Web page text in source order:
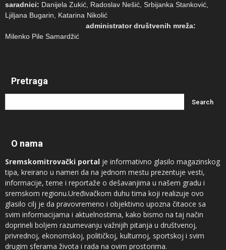
saradnici: Danijela Zukić, Radoslav Nešić, Srbijanka Stanković,
Ljiljana Bugarin, Katarina Nikolić
administrator društvenih mreža:
Milenko Pile Samardžić
Pretraga
O nama
Sremskomitrovački portal je informativno glasilo magazinskog
tipa, kreirano u nameri da na jednom mestu prezentuje vesti,
informacije, teme i reportaže o dešavanjima u našem gradu i
sremskom regionu.Uređivačkom duhu tima koji realizuje ovo
glasilo cilj je da pravovremeno i objektivno upozna čitaoce sa
svim informacijama i aktuelnostima, kako bismo na taj način
doprineli boljem razumevanju važnijih pitanja u društvenoj,
privrednoj, ekonomskoj, političkoj, kulturnoj, sportskoj i svim
drugim sferama života i rada na ovim prostorima.